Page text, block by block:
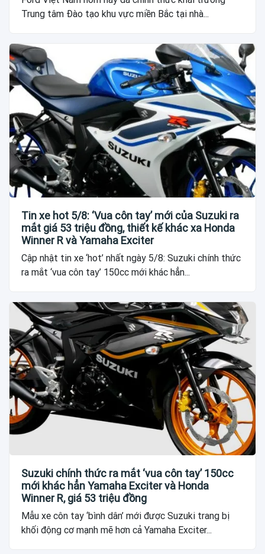
Trung tâm Đào tạo khu vực miền Bắc tại nhà...
Tin xe hot 5/8: ‘Vua côn tay’ mới của Suzuki ra
mắt giá 53 triệu đồng, thiết kế khác xa Honda
Winner R và Yamaha Exciter
Cập nhật tin xe ‘hot’ nhất ngày 5/8: Suzuki chính thức
ra mắt ‘vua côn tay’ 150cc mới khác hẳn...
Suzuki chính thức ra mắt ‘vua côn tay’ 150cc
mới khác hẳn Yamaha Exciter và Honda
Winner R, giá 53 triệu đồng
Mẫu xe côn tay ‘bình dân’ mới được Suzuki trang bị
khối động cơ mạnh mẽ hơn cả Yamaha Exciter...